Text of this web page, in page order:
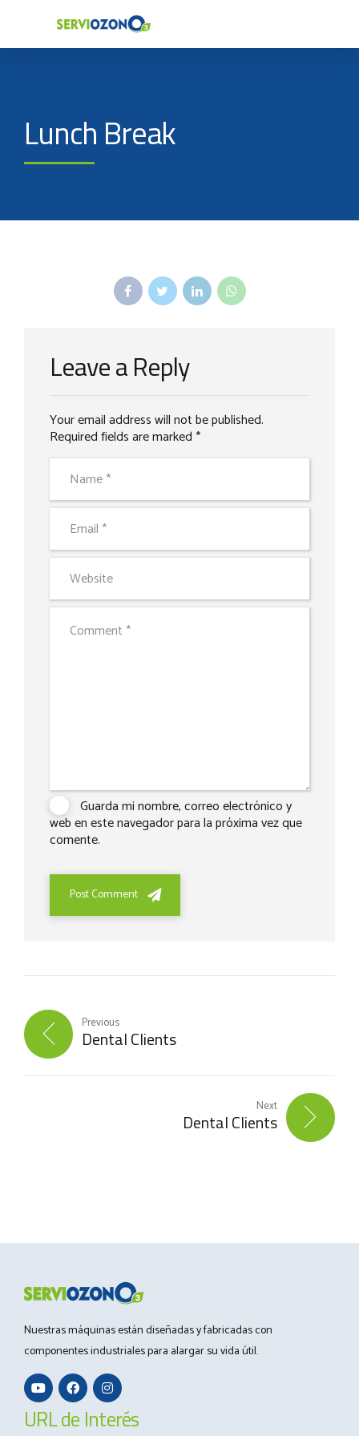
Lunch Break
Leave a Reply
Your email address will not be published.
Required fields are marked *
Guarda mi nombre, correo electrónico y
web en este navegador para la próxima vez que
comente.
Post Comment
Previous
Dental Clients
Next
Dental Clients
Nuestras máquinas están diseñadas y fabricadas con
componentes industriales para alargar su vida útil.
URL de Interés